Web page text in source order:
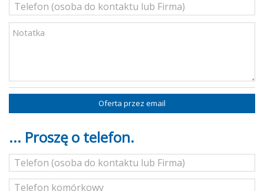
Oferta przez email
... Proszę o telefon.